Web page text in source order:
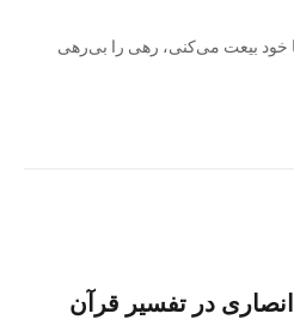
خود بيعت مى‏‌كنى، رهى را بى‏‌رهى
در تفسير قرآن